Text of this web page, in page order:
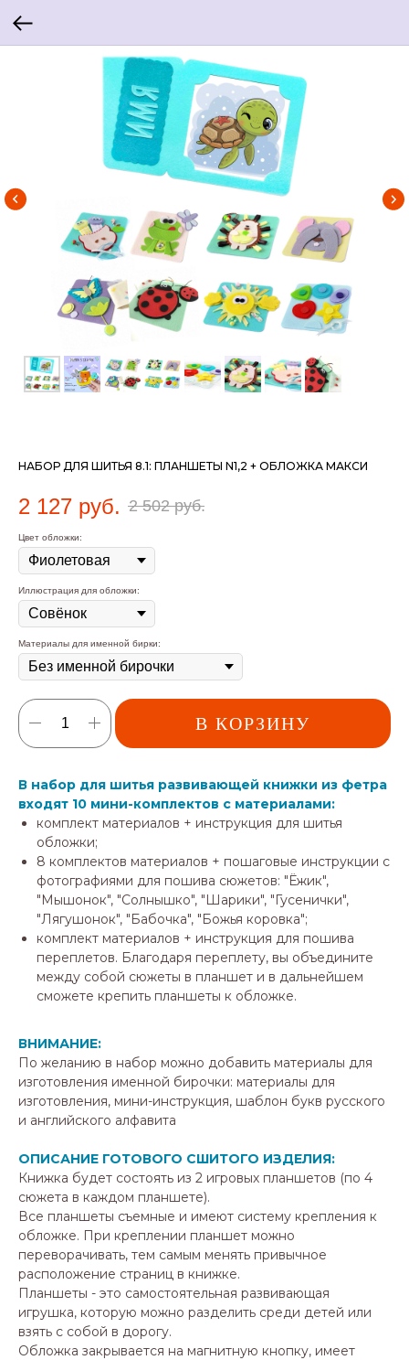
НАБОР ДЛЯ ШИТЬЯ 8.1: ПЛАНШЕТЫ N1,2 + ОБЛОЖКА МАКСИ
2 127 руб. 2 502 руб.
Цвет обложки:
Иллюстрация для обложки:
Материалы для именной бирки:
В КОРЗИНУ
В набор для шитья развивающей книжки из фетра
входят 10 мини-комплектов с материалами:
комплект материалов + инструкция для шитья
обложки;
8 комплектов материалов + пошаговые инструкции с
фотографиями для пошива сюжетов: "Ёжик",
"Мышонок", "Солнышко", "Шарики", "Гусенички",
"Лягушонок", "Бабочка", "Божья коровка";
комплект материалов + инструкция для пошива
переплетов. Благодаря переплету, вы объедините
между собой сюжеты в планшет и в дальнейшем
сможете крепить планшеты к обложке.
ВНИМАНИЕ:
По желанию в набор можно добавить материалы для
изготовления именной бирочки: материалы для
изготовления, мини-инструкция, шаблон букв русского
и английского алфавита
ОПИСАНИЕ ГОТОВОГО СШИТОГО ИЗДЕЛИЯ:
Книжка будет состоять из 2 игровых планшетов (по 4
сюжета в каждом планшете).
Все планшеты съемные и имеют систему крепления к
обложке. При креплении планшет можно
переворачивать, тем самым менять привычное
расположение страниц в книжке.
Планшеты - это самостоятельная развивающая
игрушка, которую можно разделить среди детей или
взять с собой в дорогу.
Обложка закрывается на магнитную кнопку, имеет